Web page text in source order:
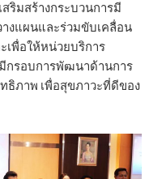
ริมสร้างกระบวนการมี
งแผนและร่วมขับเคลื่อน
พื่อให้หน่วยบริการ
กรอบการพัฒนาด้านการ
ธิภาพ เพื่อสุขภาวะที่ดีของ